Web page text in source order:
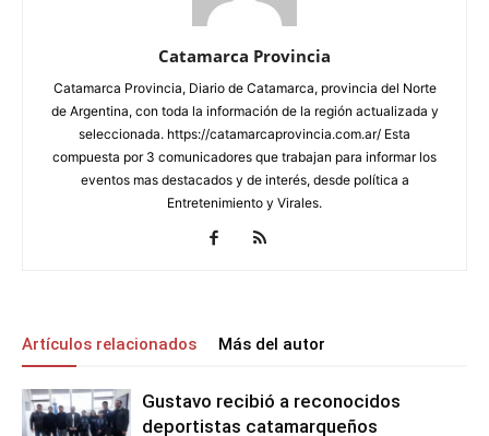
Catamarca Provincia
Catamarca Provincia, Diario de Catamarca, provincia del Norte
de Argentina, con toda la información de la región actualizada y
seleccionada. https://catamarcaprovincia.com.ar/ Esta
compuesta por 3 comunicadores que trabajan para informar los
eventos mas destacados y de interés, desde política a
Entretenimiento y Virales.
Artículos relacionados Más del autor
Gustavo recibió a reconocidos
deportistas catamarqueños